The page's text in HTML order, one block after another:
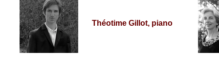
Théotime Gillot, piano